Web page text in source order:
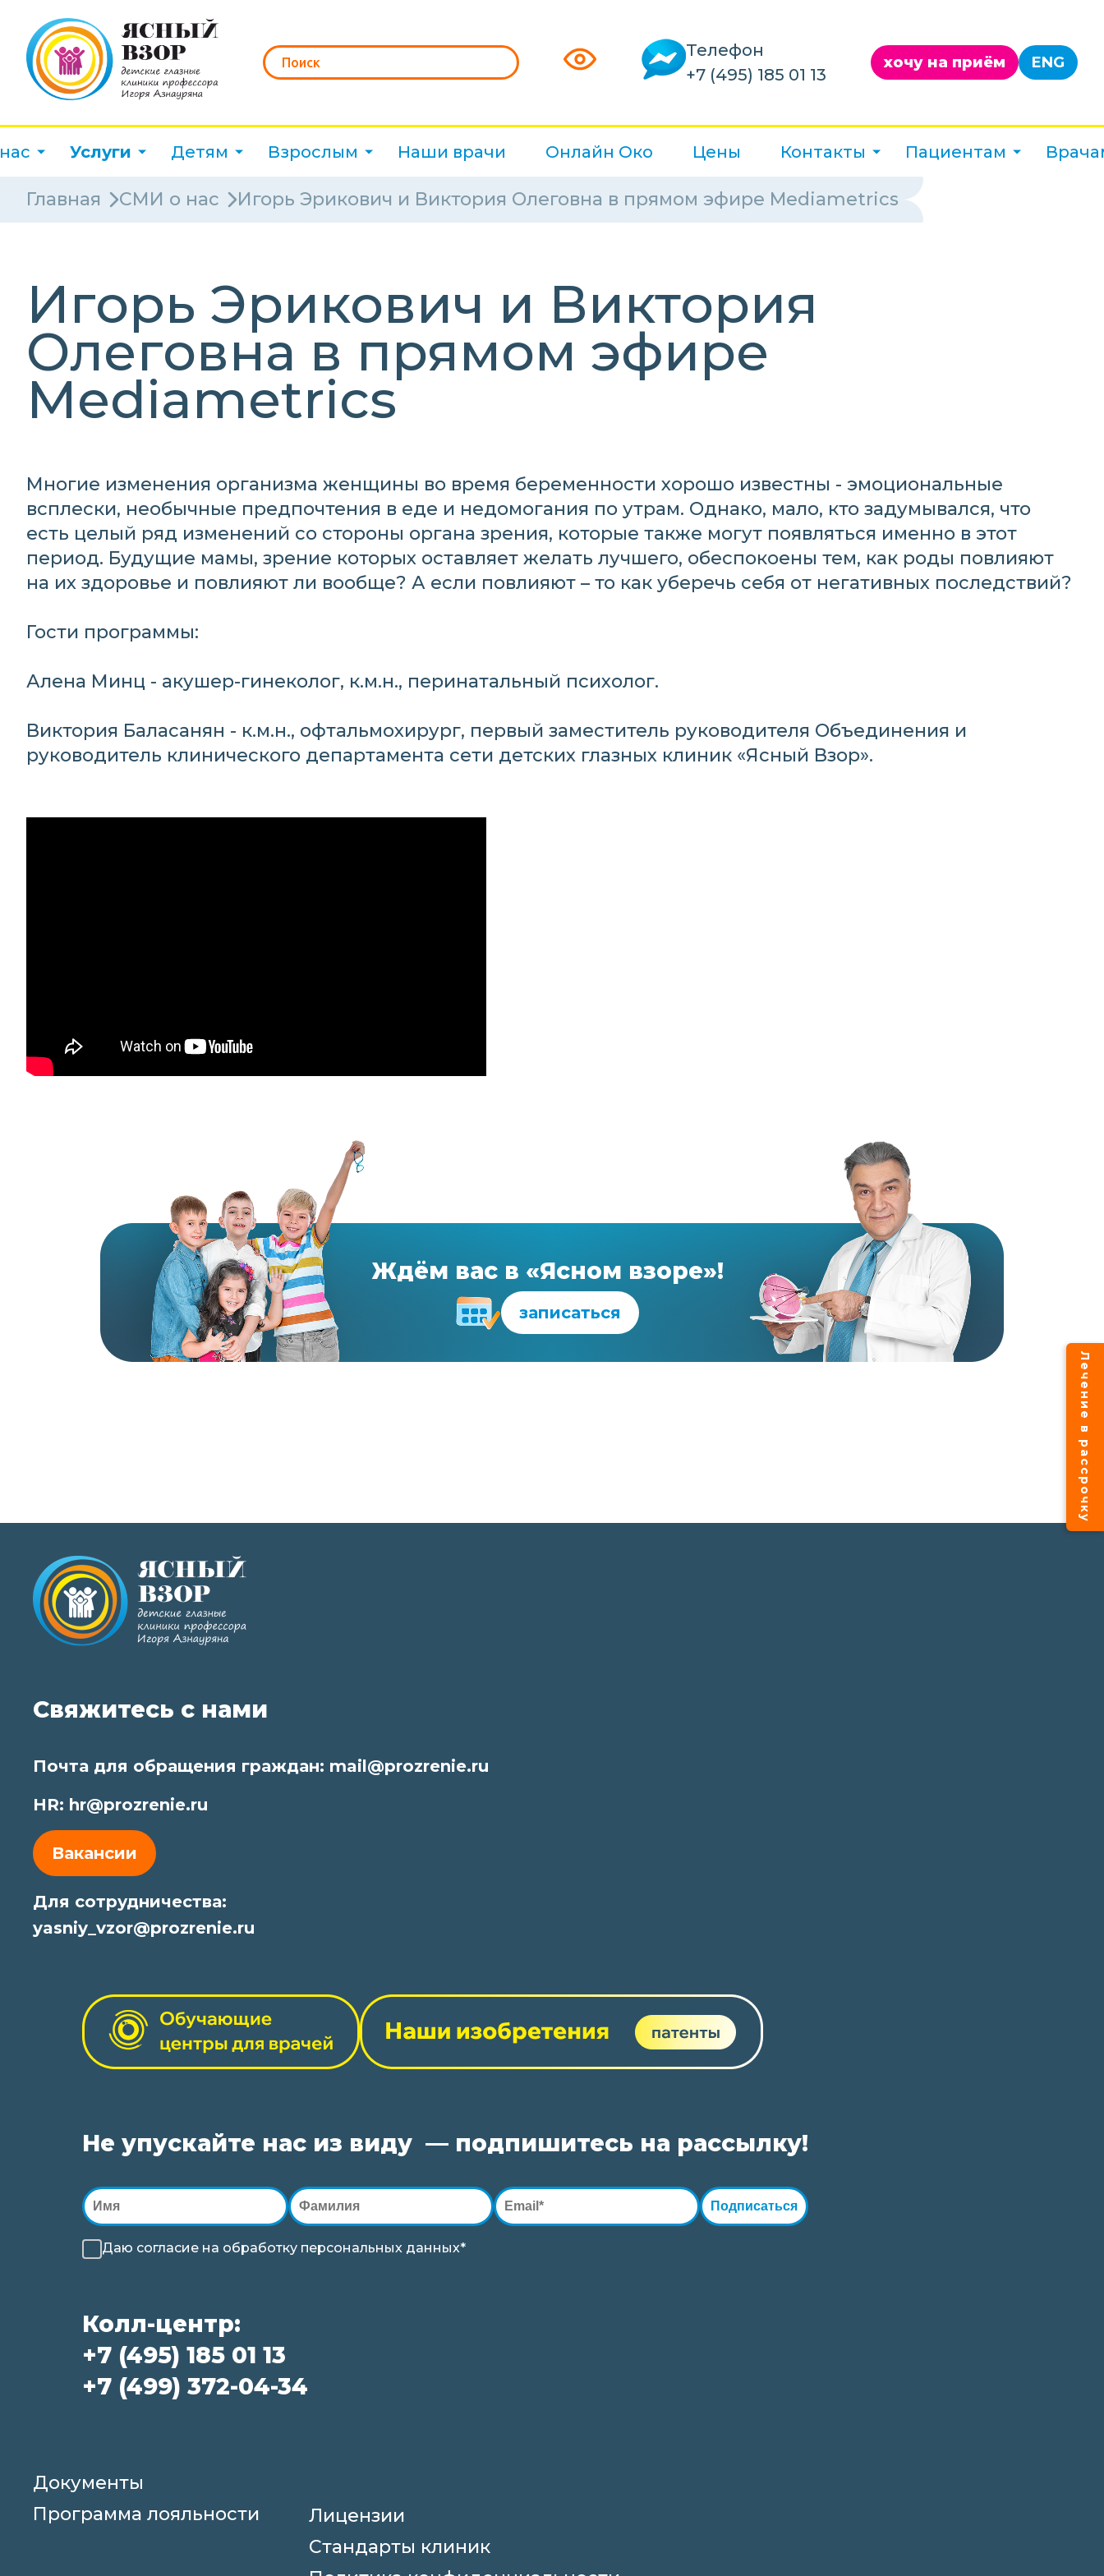
Телефон
+7 (495) 185 01 13
хочу на приём ENG
Услуги Детям Взрослым Наши врачи Онлайн Око Цены Контакты Пациентам
Главная СМИ о нас Игорь Эрикович и Виктория Олеговна в прямом эфире Mediametrics
Игорь Эрикович и Виктория
Олеговна в прямом эфире
Mediametrics
Многие изменения организма женщины во время беременности хорошо известны - эмоциональные
всплески, необычные предпочтения в еде и недомогания по утрам. Однако, мало, кто задумывался, что
есть целый ряд изменений со стороны органа зрения, которые также могут появляться именно в этот
период. Будущие мамы, зрение которых оставляет желать лучшего, обеспокоены тем, как роды повлияют
на их здоровье и повлияют ли вообще? А если повлияют – то как уберечь себя от негативных последствий?
Гости программы:
Алена Минц - акушер-гинеколог, к.м.н., перинатальный психолог.
Виктория Баласанян - к.м.н., офтальмохирург, первый заместитель руководителя Объединения и
руководитель клинического департамента сети детских глазных клиник «Ясный Взор».
Ждём вас в «Ясном взоре»!
записаться
Свяжитесь с нами
Почта для обращения граждан: mail@prozrenie.ru
HR: hr@prozrenie.ru
Вакансии
Для сотрудничества:
yasniy_vzor@prozrenie.ru
Не упускайте нас из виду — подпишитесь на рассылку!
Даю согласие на обработку персональных данных*
Подписаться
Колл-центр:
+7 (495) 185 01 13
+7 (499) 372-04-34
Документы
Программа лояльности
Лицензии
Стандарты клиник
Лечение в рассрочку